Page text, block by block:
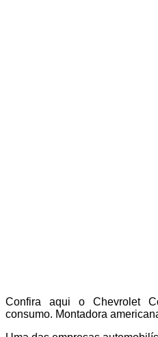
Confira aqui o Chevrolet
consumo. Montadora